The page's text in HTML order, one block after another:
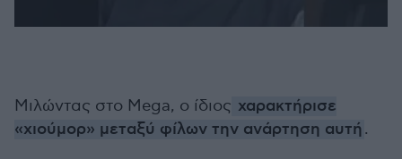
Μιλώντας στο Mega, ο ίδιος χαρακτήρισε
«χιούμορ» μεταξύ φίλων την ανάρτηση αυτή.